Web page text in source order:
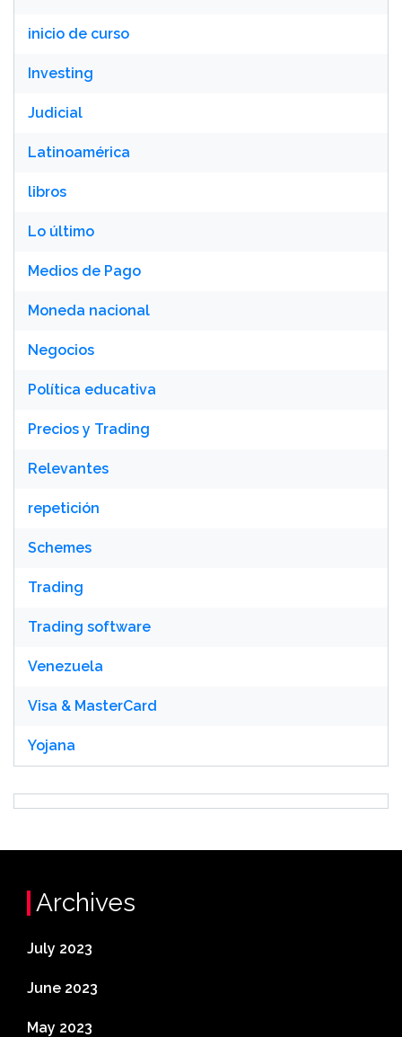
inicio de curso
Investing
Judicial
Latinoamérica
libros
Lo último
Medios de Pago
Moneda nacional
Negocios
Política educativa
Precios y Trading
Relevantes
repetición
Schemes
Trading
Trading software
Venezuela
Visa & MasterCard
Yojana
Archives
July 2023
June 2023
May 2023